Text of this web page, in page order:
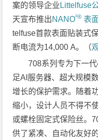
案的领导企业 Littelfuse
天宣布推出NANO²® 表
telfuse首款表面贴装式
断电流为14,000 A。（
708系列专为下一
足AI服务器、超大规模
增长的保护需求。随着
缩小，设计人员不得不
或螺栓固定式保险丝。
供了紧凑、自动化友好